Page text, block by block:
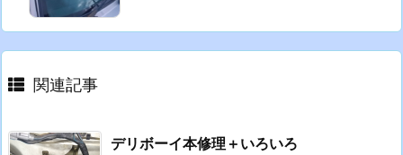
関連記事
デリボーイ本修理＋いろいろ